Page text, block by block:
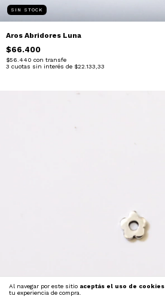
Al navegar por este sitio aceptás el uso de cookies
tu experiencia de compra.
SIN STOCK
Aros Abridores Luna
$66.400
$56.440 con transfe
3 cuotas sin interés de $22.133,33